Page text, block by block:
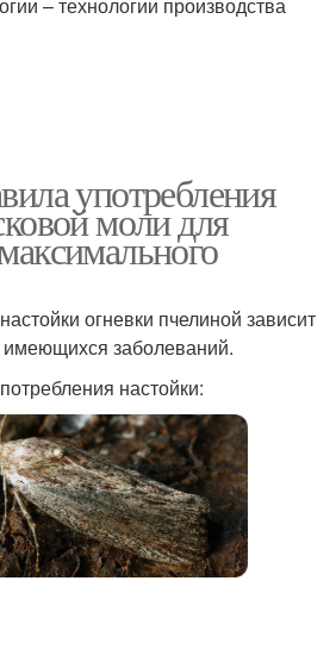
– технологии производства
употребления
моли для
огневки пчелиной зависит
имеющихся заболеваний.
настойки: